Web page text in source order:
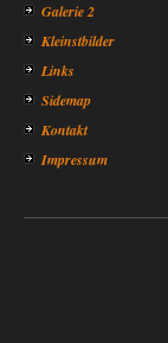
Galerie 2
Kleinstbilder
Links
Sidemap
Kontakt
Impressum